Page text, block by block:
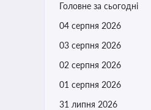
Головне за сьогодні
04 серпня 2026
03 серпня 2026
02 серпня 2026
01 серпня 2026
31 липня 2026